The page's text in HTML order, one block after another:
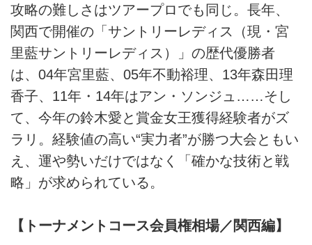
攻略の難しさはツアープロでも同じ。長年、
関西で開催の「サントリーレディス（現・宮
里藍サントリーレディス）」の歴代優勝者
は、04年宮里藍、05年不動裕理、13年森田理
香子、11年・14年はアン・ソンジュ……そし
て、今年の鈴木愛と賞金女王獲得経験者がズ
ラリ。経験値の高い“実力者”が勝つ大会ともい
え、運や勢いだけではなく「確かな技術と戦
略」が求められている。
【トーナメントコース会員権相場／関西編】